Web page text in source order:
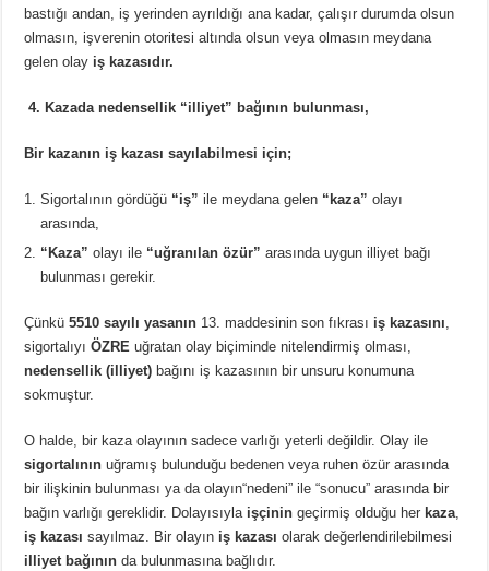
bastığı andan, iş yerinden ayrıldığı ana kadar, çalışır durumda olsun
olmasın, işverenin otoritesi altında olsun veya olmasın meydana
gelen olay iş kazasıdır.
4. Kazada nedensellik “illiyet” bağının bulunması,
Bir kazanın iş kazası sayılabilmesi için;
Sigortalının gördüğü “iş” ile meydana gelen “kaza” olayı
arasında,
“Kaza” olayı ile “uğranılan özür” arasında uygun illiyet bağı
bulunması gerekir.
Çünkü5510 sayılı yasanın 13. maddesinin son fıkrası iş kazasını,
sigortalıyıÖZRE uğratan olay biçiminde nitelendirmiş olması,
nedensellik (illiyet) bağını iş kazasının bir unsuru konumuna
sokmuştur.
O halde, bir kaza olayının sadece varlığı yeterli değildir. Olay ile
sigortalının uğramış bulunduğu bedenen veya ruhen özür arasında
bir ilişkinin bulunması ya da olayın“nedeni” ile “sonucu” arasında bir
bağın varlığı gereklidir. Dolayısıyla işçinin geçirmiş olduğu her kaza,
iş kazası sayılmaz. Bir olayın iş kazası olarak değerlendirilebilmesi
illiyet bağının da bulunmasına bağlıdır.